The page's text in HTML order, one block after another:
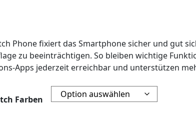
Phone fixiert das Smartphone sicher und gut
zu beeinträchtigen. So bleiben wichtige
Apps jederzeit erreichbar und unterstützen
Farben